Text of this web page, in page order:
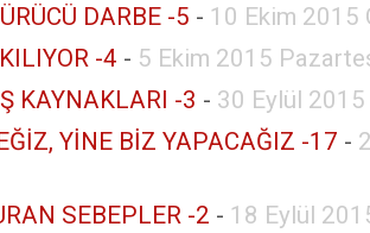
DARBE -5 - 10 Ekim 2015
-4 - 5 Ekim 2015
KAYNAKLARI -3 - 30 Eylül
YİNE BİZ YAPACAĞIZ -17 -
SEBEPLER -2 - 18 Eylül